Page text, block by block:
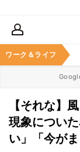
ワーク＆ライフ
【それな】
現象につい
い」「今が